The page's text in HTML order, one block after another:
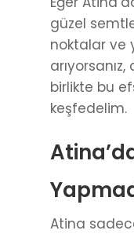
güzel
noktalar ve
birlikte bu
keşfedelim.
Atina